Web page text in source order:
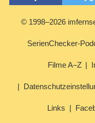
© 1998–2026
SerienChecker-
Filme A–Z
Links